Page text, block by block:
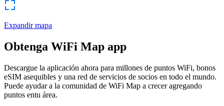
Expandir mapa
Obtenga WiFi Map app
Descargue la aplicación ahora para millones de puntos WiFi, bonos
eSIM asequibles y una red de servicios de socios en todo el mundo.
Puede ayudar a la comunidad de WiFi Map a crecer agregando
puntos entu área.